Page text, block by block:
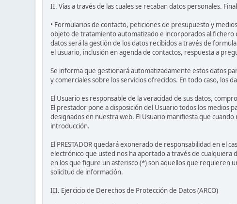
II. Vías a través de las cuales se recaban datos personales.
• Formularios de contacto, peticiones de presupuesto y
objeto de tratamiento automatizado e incorporados al fichero
datos será la gestión de los datos recibidos a través de
el usuario, inclusión en agenda de contactos, respuesta a
Se informa que gestionará automatizadamente estos datos
y comerciales sobre los servicios ofrecidos. En todo caso, los
El Usuario es responsable de la veracidad de sus datos,
El prestador pone a disposición del Usuario todos los medios
designados en nuestra web. El Usuario manifiesta que
introducción.
El PRESTADOR quedará exonerado de responsabilidad en el
electrónico que usted nos ha aportado a través de cualquiera
en los que figure un asterisco (*) son aquellos que requieren
solicitud de información.
III. Ejercicio de Derechos de Protección de Datos (ARCO)